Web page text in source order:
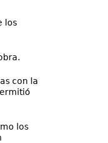
los
con la
los